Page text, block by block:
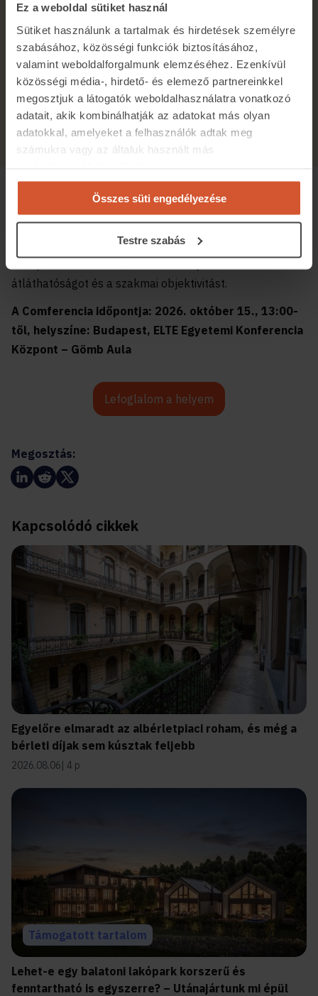
Ez a weboldal sütiket használ
Sütiket használunk a tartalmak és hirdetések személyre
szabásához, közösségi funkciók biztosításához,
valamint weboldalforgalmunk elemzéséhez. Ezenkívül
közösségi média-, hirdető- és elemező partnereinkkel
megosztjuk a látogatók weboldalhasználatra vonatkozó
adatait, akik kombinálhatják az adatokat más olyan
adatokkal, amelyeket a felhasználók adtak meg
számukra vagy az általuk használt más
Összes süti engedélyezése
Testre szabás
Átadtuk az első iCompass díjakat – Példamutató
ingatlanosokat díjazott az ingatlan.com
2025.10.20. 2 p
Irodavezetők, tapasztalt szakemberek alkotják a
csapatot. Nagy figyelmet fordítunk arra is, hogy a zsűri
tagjai ne értékeljenek olyan pályázatokat, amelyek saját
átláthatóságot és a szakmai objektivitást.
A Comferencia időpontja: 2026. október 15., 13:00-
től, helyszíne: Budapest, ELTE Egyetemi Konferencia
Központ – Gömb Aula
Lefoglalom a helyem
Megosztás:
Kapcsolódó cikkek
Egyelőre elmaradt az albérletpiaci roham, és még a
bérleti díjak sem kúsztak feljebb
2026.08.06 4 p
Támogatott tartalom
Lehet-e egy balatoni lakópark korszerű és
fenntartható is egyszerre? – Utánajártunk mi épül